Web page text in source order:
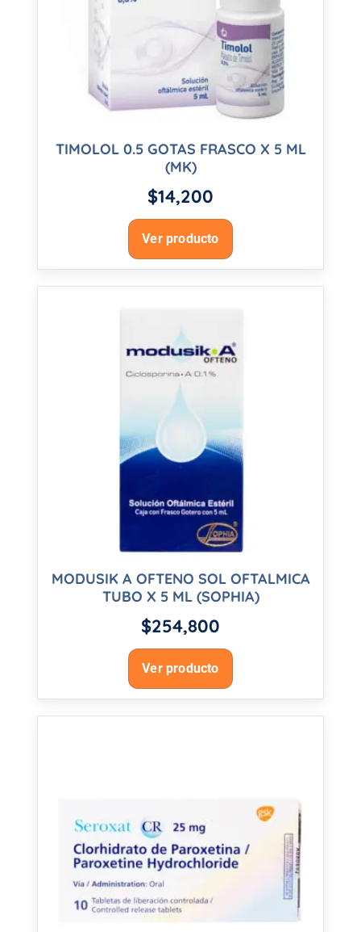
TIMOLOL 0.5 GOTAS FRASCO X 5 ML
(MK)
$14,200
Ver producto
MODUSIK A OFTENO SOL OFTALMICA
TUBO X 5 ML (SOPHIA)
$254,800
Ver producto